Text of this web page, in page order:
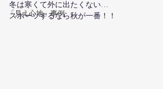
「見え心地」事例
冬は寒くて外に出たくない…
スポーツするなら秋が一番！！